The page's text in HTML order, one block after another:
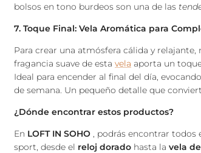
bolsos en tono burdeos son una de las
7. Toque Final: Vela Aromática para
Para crear una atmósfera cálida y
fragancia suave de esta vela aporta un
Ideal para encender al final del día,
de semana. Un pequeño detalle que
¿Dónde encontrar estos productos?
En LOFT IN SOHO , podrás encontrar todos
sport, desde el reloj dorado hasta la vela